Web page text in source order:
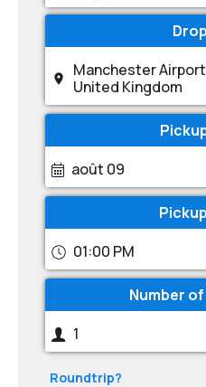
Manchester
United Kingdom
août 09
01:00 PM
Number
1
Roundtrip?